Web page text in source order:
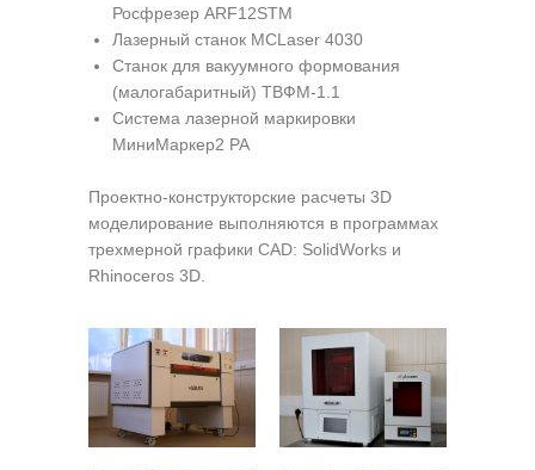
Росфрезер ARF12STM
Лазерный станок MCLaser 4030
Станок для вакуумного формования
(малогабаритный) ТВФМ-1.1
Система лазерной маркировки
МиниМаркер2 PA
Проектно-конструкторские расчеты 3D
моделирование выполняются в программах
трехмерной графики CAD: SolidWorks и
Rhinoceros 3D.